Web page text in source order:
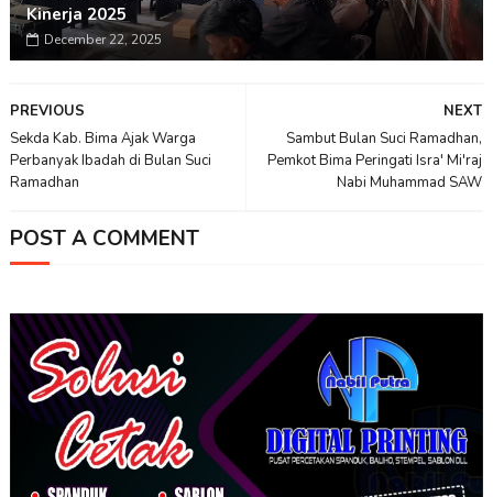
Kinerja 2025
December 22, 2025
NEXT
Sambut Bulan Suci Ramadhan,
Pemkot Bima Peringati Isra' Mi'raj
Nabi Muhammad SAW
PREVIOUS
Sekda Kab. Bima Ajak Warga
Perbanyak Ibadah di Bulan Suci
Ramadhan
POST A COMMENT